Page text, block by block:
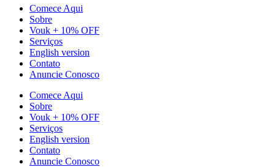
Comece Aqui
Sobre
Vouk + 10% OFF
Serviços
English version
Contato
Anuncie Conosco
Comece Aqui
Sobre
Vouk + 10% OFF
Serviços
English version
Contato
Anuncie Conosco